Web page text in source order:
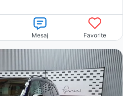
Mesaj Favorite